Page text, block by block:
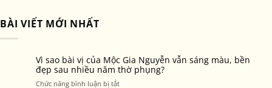
BÀI VIẾT MỚI NHẤT
Vì sao bài vị của Mộc Gia Nguyễn vẫn sáng màu, bền
đẹp sau nhiều năm thờ phụng?
Chức năng bình luận bị tắtở